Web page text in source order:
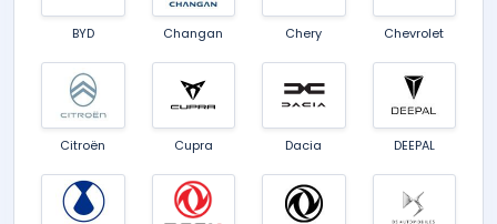
BYD Changan Chery Chevrolet
Citroën Cupra Dacia DEEPAL